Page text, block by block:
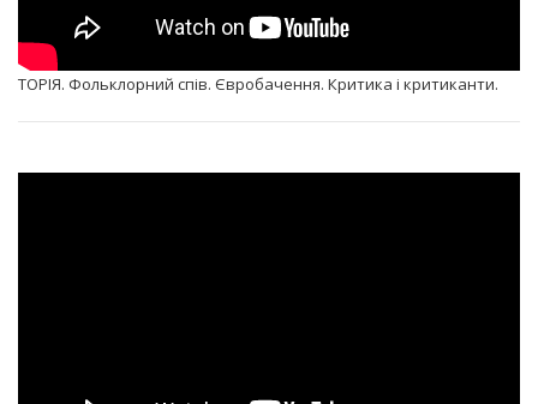
ТОРІЯ. Фольклорний спів. Євробачення. Критика і критиканти.